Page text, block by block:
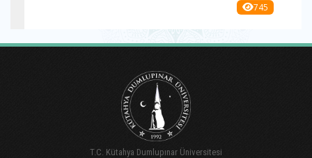
745
T.C. Kütahya Dumlupınar Üniversitesi